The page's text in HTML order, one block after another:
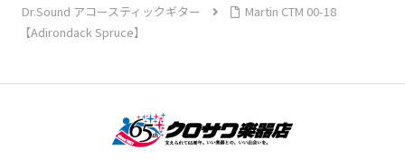
Dr.Sound アコースティックギター
Martin CTM 00-18
【Adirondack Spruce】